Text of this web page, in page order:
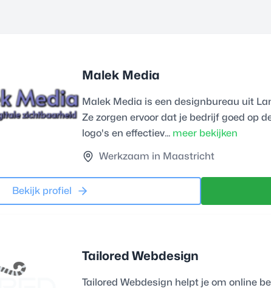
Malek Media
Malek Media is een designbureau uit
Ze zorgen ervoor dat je bedrijf goed op
logo's en effectiev... meer bekijken
Werkzaam in Maastricht
Bekijk profiel
Tailored Webdesign
Tailored Webdesign helpt je om online